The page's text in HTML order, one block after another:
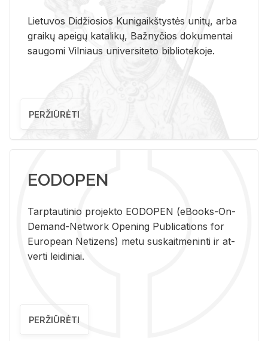
Lietuvos Didžiosios Kunigaikštystės unitų, arba
graikų apeigų katalikų, Bažnyčios dokumentai
saugomi Vilniaus universiteto bibliotekoje.
PERŽIŪRĖTI
EODOPEN
Tarp­tau­ti­nio pro­jek­to EO­DO­PEN (eBo­oks-On-
De­mand-Ne­twork Ope­ning Pub­li­ca­tions for
Eu­ro­pe­an Ne­ti­zens) metu su­skait­me­nin­ti ir at­
ver­ti lei­di­niai.
PERŽIŪRĖTI